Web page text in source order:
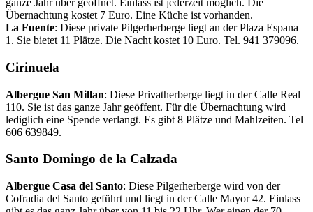
ganze Jahr über geöffnet. Einlass ist jederzeit möglich. Die
Übernachtung kostet 7 Euro. Eine Küche ist vorhanden.
La Fuente: Diese private Pilgerherberge liegt an der Plaza Espana
1. Sie bietet 11 Plätze. Die Nacht kostet 10 Euro. Tel. 941 379096.
Cirinuela
Albergue San Millan: Diese Privatherberge liegt in der Calle Real
110. Sie ist das ganze Jahr geöffent. Für die Übernachtung wird
lediglich eine Spende verlangt. Es gibt 8 Plätze und Mahlzeiten. Tel
606 639849.
Santo Domingo de la Calzada
Albergue Casa del Santo: Diese Pilgerherberge wird von der
Cofradia del Santo geführt und liegt in der Calle Mayor 42. Einlass